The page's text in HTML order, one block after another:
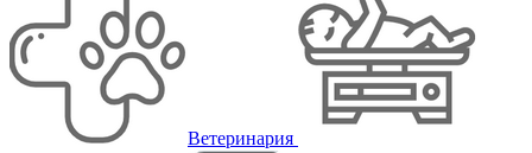
Ветеринария